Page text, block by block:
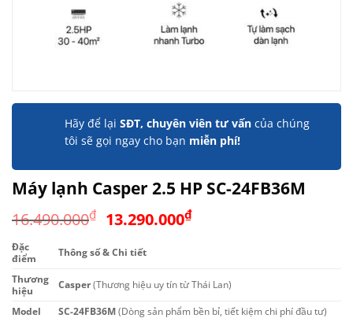
Hãy để lại SĐT, chuyên viên tư vấn của chúng
tôi sẽ gọi ngay cho bạn miễn phí!
Máy lạnh Casper 2.5 HP SC-24FB36M
16.490.000₫ Giá
là:
13.290.000₫Giá
13.290.000₫.
Đặc
điểm
Thông số & Chi tiết
Thương
hiệu
Casper(Thương hiệu uy tín từ Thái Lan)
Model SC-24FB36M(Dòng sản phẩm bền bỉ, tiết kiệm chi phí đầu tư)